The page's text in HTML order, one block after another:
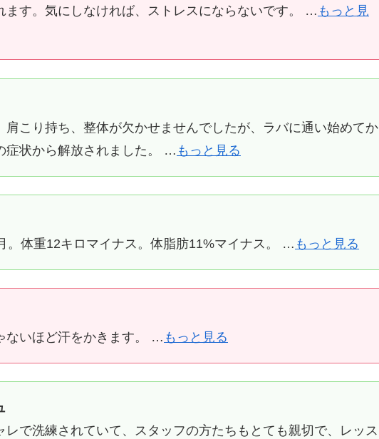
ます。気にしなければ、ストレスにならないです。 … もっと見
肩こり持ち、整体が欠かせませんでしたが、ラバに通い始めてか
症状から解放されました。 … もっと見る
。体重12キロマイナス。体脂肪11%マイナス。 … もっと見る
ないほど汗をかきます。 … もっと見る
レで洗練されていて、スタッフの方たちもとても親切で、レッス